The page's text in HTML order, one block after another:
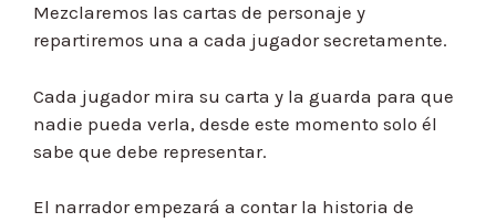
Mezclaremos las cartas de personaje y
repartiremos una a cada jugador secretamente.
Cada jugador mira su carta y la guarda para que
nadie pueda verla, desde este momento solo él
sabe que debe representar.
El narrador empezará a contar la historia de